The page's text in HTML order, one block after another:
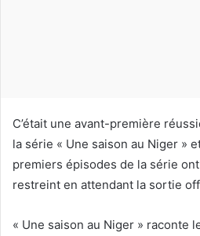
r
C’était une avant-première
la série « Une saison au Niger »
premiers épisodes de la série
restreint en attendant la sortie
« Une saison au Niger » raconte